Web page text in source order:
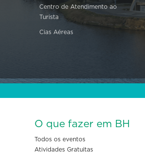
Centro de Atendimento ao
Turista
Cias Aéreas
O que fazer em BH
Todos os eventos
Atividades Gratuitas